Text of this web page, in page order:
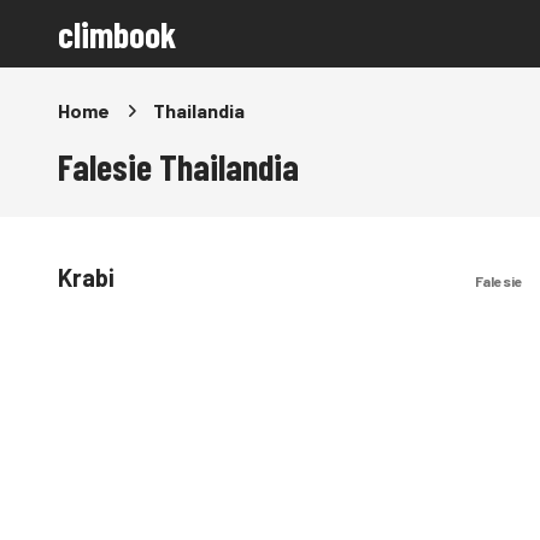
climbook
Home Thailandia
Falesie Thailandia
Krabi Falesie